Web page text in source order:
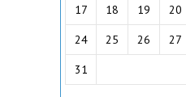
17 18 19 20
24 25 26 27
31